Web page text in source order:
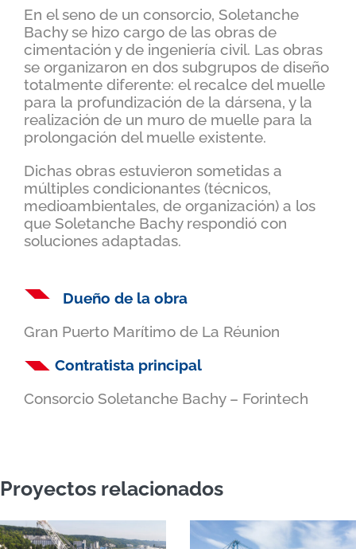
En el seno de un consorcio, Soletanche
Bachy se hizo cargo de las obras de
cimentación y de ingeniería civil. Las obras
se organizaron en dos subgrupos de diseño
totalmente diferente: el recalce del muelle
para la profundización de la dársena, y la
realización de un muro de muelle para la
prolongación del muelle existente.
Dichas obras estuvieron sometidas a
múltiples condicionantes (técnicos,
medioambientales, de organización) a los
que Soletanche Bachy respondió con
soluciones adaptadas.
Dueño de la obra
Gran Puerto Marítimo de La Réunion
Contratista principal
Consorcio Soletanche Bachy – Forintech
Proyectos relacionados